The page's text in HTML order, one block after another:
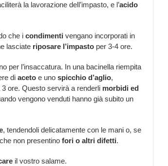
la lavorazione dell’impasto, e l’acido
che icondimenti vengano incorporati in
lasciateriposare l’impastoper 3-4 ore.
per l’insaccatura. In una bacinella riempita
di acetoe unospicchio d’aglio,
ore. Questo servirà a renderli morbidi ed
vengono venduti hanno già subito un
, tendendoli delicatamente con le mani o, se
non presentinofori o altri difetti.
il vostro salame.